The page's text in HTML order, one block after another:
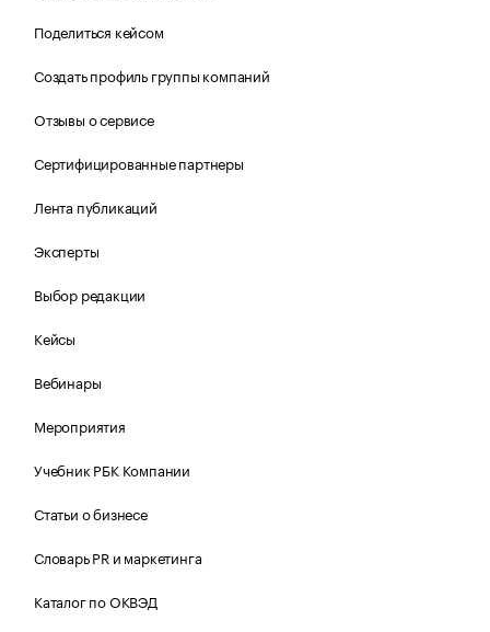
Поделиться кейсом
Создать профиль группы компаний
Отзывы о сервисе
Сертифицированные партнеры
Лента публикаций
Эксперты
Выбор редакции
Кейсы
Вебинары
Мероприятия
Учебник РБК Компании
Статьи о бизнесе
Словарь PR и маркетинга
Каталог по ОКВЭД